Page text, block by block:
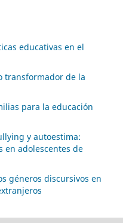
educativas en el
transformador de la
para la educación
y autoestima:
en adolescentes de
géneros discursivos en